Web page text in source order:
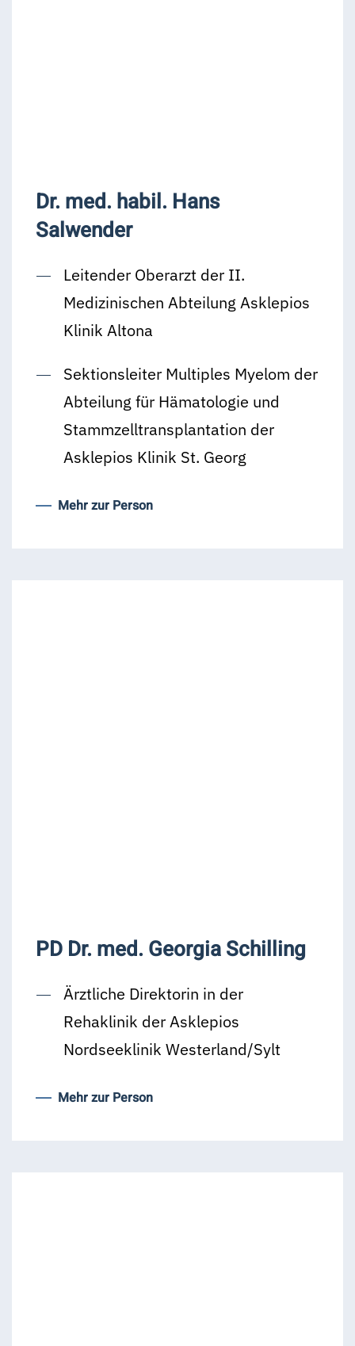
Dr. med. habil. Hans
Salwender
Leitender Oberarzt der II.
Medizinischen Abteilung Asklepios
Klinik Altona
Sektionsleiter Multiples Myelom der
Abteilung für Hämatologie und
Stammzell­transplantation der
Asklepios Klinik St. Georg
Mehr zur Person
PD Dr. med. Georgia Schilling
Ärztliche Direktorin in der
Rehaklinik der Asklepios
Nordseeklinik Westerland/Sylt
Mehr zur Person